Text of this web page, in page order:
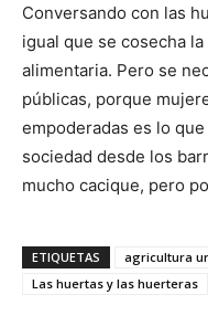
Conversando con las
igual que se cosecha
alimentaria. Pero se
públicas, porque
empoderadas es lo
sociedad desde los
mucho cacique, pero
ETIQUETAS agricultura
Las huertas y las huerteras